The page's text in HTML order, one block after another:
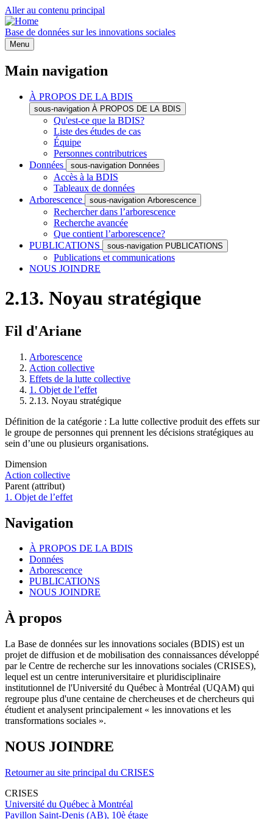
Aller au contenu principal
Base de données sur les innovations sociales
Menu
Main navigation
À PROPOS DE LA BDIS
sous-navigation À PROPOS DE LA BDIS
Qu'est-ce que la BDIS?
Liste des études de cas
Équipe
Personnes contributrices
Données
sous-navigation Données
Accès à la BDIS
Tableaux de données
Arborescence
sous-navigation Arborescence
Rechercher dans l’arborescence
Recherche avancée
Que contient l’arborescence?
PUBLICATIONS
sous-navigation PUBLICATIONS
Publications et communications
NOUS JOINDRE
2.13. Noyau stratégique
Fil d'Ariane
Arborescence
Action collective
Effets de la lutte collective
1. Objet de l’effet
2.13. Noyau stratégique
Définition de la catégorie : La lutte collective produit des effets sur
le groupe de personnes qui prennent les décisions stratégiques au
sein d’une ou plusieurs organisations.
Dimension
Action collective
Parent (attribut)
1. Objet de l’effet
Navigation
À PROPOS DE LA BDIS
Données
Arborescence
PUBLICATIONS
NOUS JOINDRE
À propos
La Base de données sur les innovations sociales (BDIS) est un
projet de diffusion et de mobilisation des connaissances développé
par le Centre de recherche sur les innovations sociales (CRISES),
lequel est un centre interuniversitaire et pluridisciplinaire
institutionnel de l'Université du Québec à Montréal (UQAM) qui
regroupe plus d'une centaine de chercheuses et de chercheurs qui
étudient et analysent principalement « les innovations et les
transformations sociales ».
NOUS JOINDRE
Retourner au site principal du CRISES
CRISES
Université du Québec à Montréal
Pavillon Saint-Denis (AB), 10è étage